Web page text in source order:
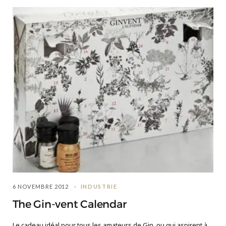
6 NOVEMBRE 2012 INDUSTRIE
The Gin-vent Calendar